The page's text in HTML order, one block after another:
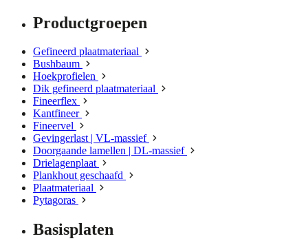
Productgroepen
Gefineerd plaatmateriaal
Bushbaum
Hoekprofielen
Dik gefineerd plaatmateriaal
Fineerflex
Kantfineer
Fineervel
Gevingerlast | VL-massief
Doorgaande lamellen | DL-massief
Drielagenplaat
Plankhout geschaafd
Plaatmateriaal
Pytagoras
Basisplaten